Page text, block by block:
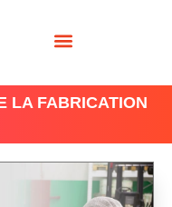
LA FABRICATION